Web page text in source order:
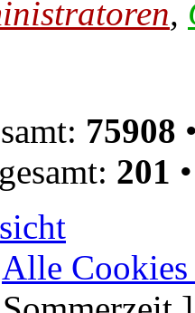
,
75908
201
Alle Cookies